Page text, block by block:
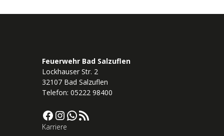
Feuerwehr Bad Salzuflen
Lockhauser Str. 2
32107 Bad Salzuflen
Telefon: 05222 98400
Facebook InstagramWhatsApp RSS-Feed
Karriere